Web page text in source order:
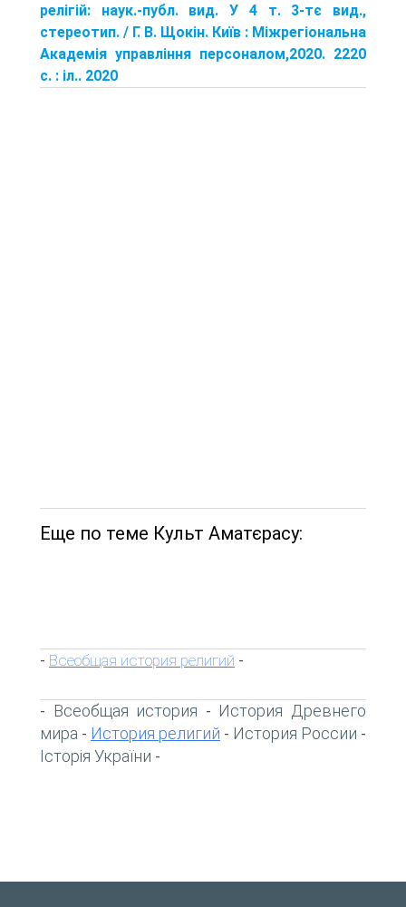
релігій: наук.-публ. вид. У 4 т. 3-тє вид.,
стереотип. / Г. В. Щокін. Київ : Міжрегіональна
Академія управління персоналом,2020. 2220
с. : іл.. 2020
Еще по теме Культ Аматєрасу:
- Всеобщая история религий -
- Всеобщая история - История Древнего
мира - История религий - История России -
Історія України -